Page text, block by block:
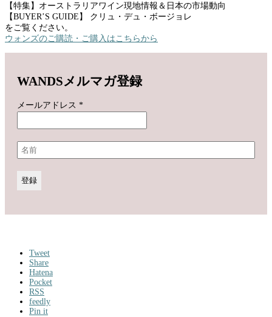
【特集】オーストラリアワイン現地情報＆日本の市場動向
【BUYER’S GUIDE】 クリュ・デュ・ボージョレ
をご覧ください。
ウォンズのご購読・ご購入はこちらから
WANDSメルマガ登録
メールアドレス *
Tweet
Share
Hatena
Pocket
RSS
feedly
Pin it